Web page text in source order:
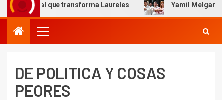
Laureles Yamil Melgar honra el legado
DE POLITICA Y COSAS
PEORES